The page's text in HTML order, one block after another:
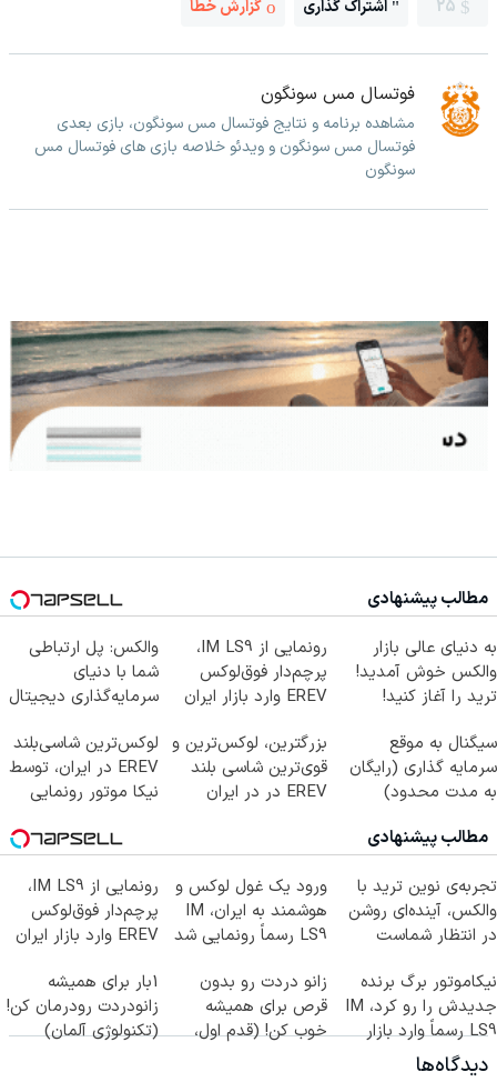
25 اشتراک گذاری گزارش خطا
فوتسال مس سونگون
مشاهده برنامه و نتایج فوتسال مس سونگون، بازی بعدی
فوتسال مس سونگون و ویدئو خلاصه بازی های فوتسال مس
سونگون
مطالب پیشنهادی
به دنیای عالی بازار
والکس خوش آمدید!
ترید را آغاز کنید!
رونمایی از IM LS9،
پرچم‌دار فوق‌لوکس
EREV وارد بازار ایران
والکس: پل ارتباطی
شما با دنیای
سرمایه‌گذاری دیجیتال
سیگنال به موقع
سرمایه گذاری (رایگان
به مدت محدود)
بزرگترین، لوکس‌ترین و
قوی‌ترین شاسی بلند
EREV در در ایران
لوکس‌ترین شاسی‌بلند
EREV در ایران، توسط
نیکا موتور رونمایی
مطالب پیشنهادی
تجربه‌ی نوین ترید با
والکس، آینده‌ای روشن
در انتظار شماست
ورود یک غول لوکس و
هوشمند به ایران، IM
LS9 رسماً رونمایی شد
رونمایی از IM LS9،
پرچم‌دار فوق‌لوکس
EREV وارد بازار ایران
نیکاموتور برگ برنده
جدیدش را رو کرد، IM
LS9 رسماً وارد بازار
ایران شد
زانو دردت رو بدون
قرص برای همیشه
خوب کن! (قدم اول،
1بار برای همیشه
زانودردت رودرمان کن!
(تکنولوژی آلمان)
دیدگاه‌ها